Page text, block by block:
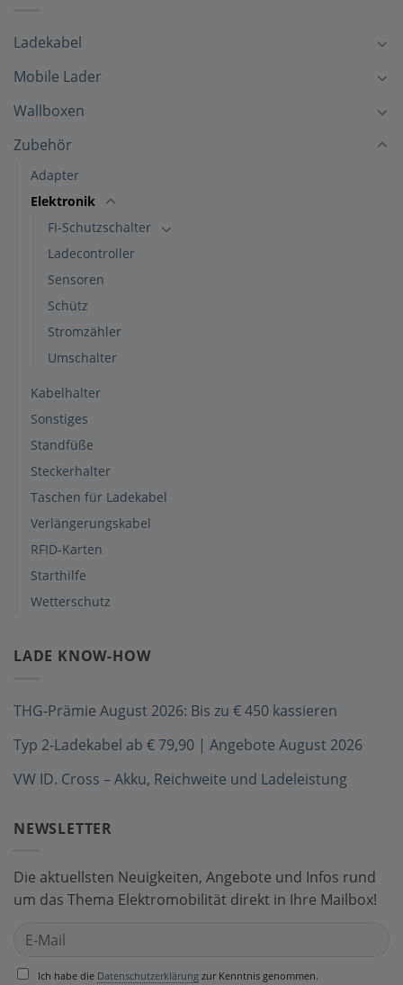
Ladekabel
Mobile Lader
Wallboxen
Zubehör
Adapter
Elektronik
FI-Schutzschalter
Ladecontroller
Sensoren
Schütz
Stromzähler
Umschalter
Kabelhalter
Sonstiges
Standfüße
Steckerhalter
Taschen für Ladekabel
Verlängerungskabel
RFID-Karten
Starthilfe
Wetterschutz
LADE KNOW-HOW
THG-Prämie August 2026: Bis zu € 450 kassieren
Typ 2-Ladekabel ab € 79,90 | Angebote August 2026
VW ID. Cross – Akku, Reichweite und Ladeleistung
NEWSLETTER
Die aktuellsten Neuigkeiten, Angebote und Infos rund
um das Thema Elektromobilität direkt in Ihre Mailbox!
Ich habe die Datenschutzerklärungzur Kenntnis genommen.